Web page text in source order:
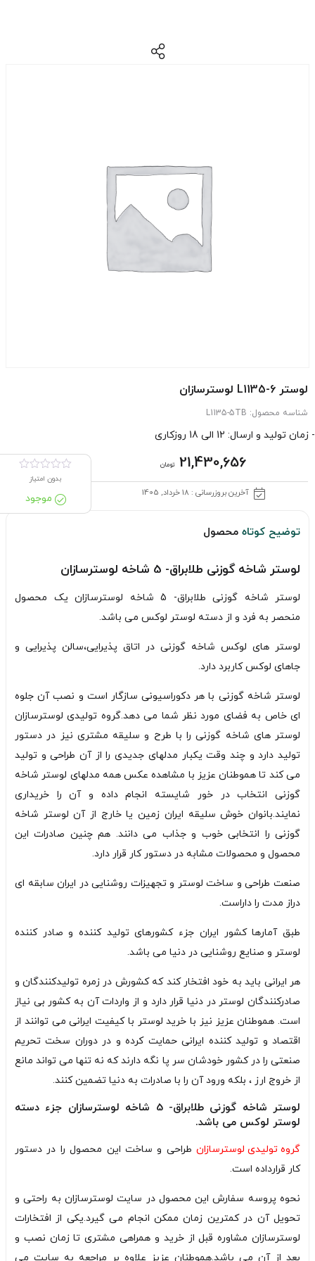
لوستر L1135-6 لوسترسازان
شناسه محصول: L1135-5TB
- زمان تولید و ارسال: 12 الی 18 روزکاری
21,430,656 تومان
آخرین بروزرسانی : 18 خرداد, 1405
بدون امتیاز
موجود
توضیح کوتاه محصول
لوستر شاخه گوزنی طلابراق- 5 شاخه لوسترسازان
لوستر شاخه گوزنی طلابراق- 5 شاخه لوسترسازان یک محصول
منحصر به فرد و از دسته لوستر لوکس می باشد.
لوستر های لوکس شاخه گوزنی در اتاق پذیرایی،سالن پذیرایی و
جاهای لوکس کاربرد دارد.
لوستر شاخه گوزنی با هر دکوراسیونی سازگار است و نصب آن جلوه
ای خاص به فضای مورد نظر شما می دهد.گروه تولیدی لوسترسازان
لوستر های شاخه گوزنی را با طرح و سلیقه مشتری نیز در دستور
تولید دارد و چند وقت یکبار مدلهای جدیدی را از آن طراحی و تولید
می کند تا هموطنان عزیز با مشاهده عکس همه مدلهای لوستر شاخه
گوزنی انتخاب در خور شایسته انجام داده و آن را خریداری
نمایند.بانوان خوش سلیقه ایران زمین یا خارج از آن لوستر شاخه
گوزنی را انتخابی خوب و جذاب می دانند. هم چنین صادرات این
محصول و محصولات مشابه در دستور کار قرار دارد.
صنعت طراحی و ساخت لوستر و تجهیزات روشنایی در ایران سابقه ای
دراز مدت را داراست.
طبق آمارها کشور ایران جزء کشورهای تولید کننده و صادر کننده
لوستر و صنایع روشنایی در دنیا می باشد.
هر ایرانی باید به خود افتخار کند که کشورش در زمره تولیدکنندگان و
صادرکنندگان لوستر در دنیا قرار دارد و از واردات آن به کشور بی نیاز
است. هموطنان عزیز نیز با خرید لوستر با کیفیت ایرانی می توانند از
اقتصاد و تولید کننده ایرانی حمایت کرده و در دوران سخت تحریم
صنعتی را در کشور خودشان سر پا نگه دارند که نه تنها می تواند مانع
از خروج ارز ، بلکه ورود آن را با صادرات به دنیا تضمین کنند.
لوستر شاخه گوزنی طلابراق- 5 شاخه لوسترسازان جزء دسته
لوستر لوکس می باشد.
گروه تولیدی لوسترسازان طراحی و ساخت این محصول را در دستور
کار قرارداده است.
نحوه پروسه سفارش این محصول در سایت لوسترسازان به راحتی و
تحویل آن در کمترین زمان ممکن انجام می گیرد.یکی از افتخارات
لوسترسازان مشاوره قبل از خرید و همراهی مشتری تا زمان نصب و
بعد از آن می باشد.هموطنان عزیز علاوه بر مراجعه به سایت می